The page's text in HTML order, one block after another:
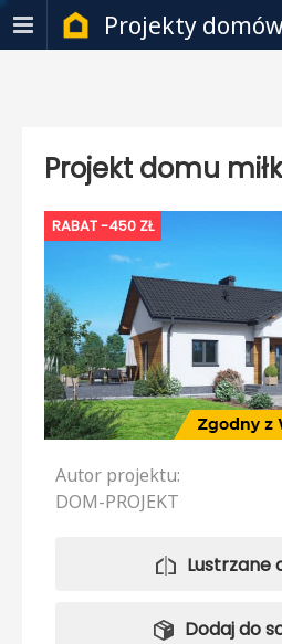
Projekty
Projekt domu
RABAT -450 ZŁ
Autor projektu:
DOM-PROJEKT
Lustrzane
Dodaj do